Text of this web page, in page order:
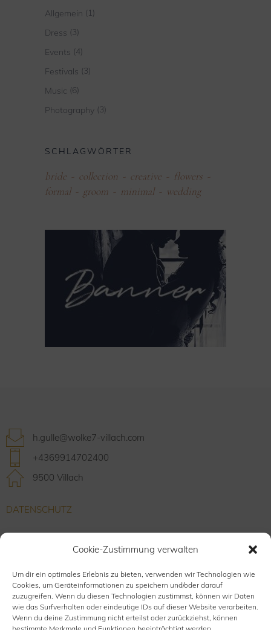
Cookie-Zustimmung verwalten
Um dir ein optimales Erlebnis zu bieten, verwenden wir Technologien wie
Cookies, um Geräteinformationen zu speichern und/oder darauf
zuzugreifen. Wenn du diesen Technologien zustimmst, können wir Daten
wie das Surfverhalten oder eindeutige IDs auf dieser Website verarbeiten.
Wenn du deine Zustimmung nicht erteilst oder zurückziehst, können
Allgemein (1)
Dress (3)
Events (4)
Festivals (3)
Music (6)
Photography (3)
SCHLAGWÖRTER
bride collection creative
flowers
formal
groom minimal wedding
h.gulle@wolke7-villach.com
+4369914702400
9500 Villach
DATENSCHUTZ
FAQS
INSTAGRAM